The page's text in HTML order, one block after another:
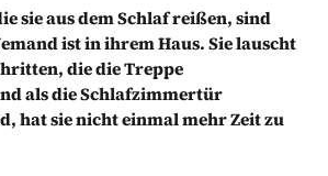
sie aus dem Schlaf reißen, sind
ist in ihrem Haus. Sie lauscht
die die Treppe
als die Schlafzimmertür
hat sie nicht einmal mehr Zeit zu